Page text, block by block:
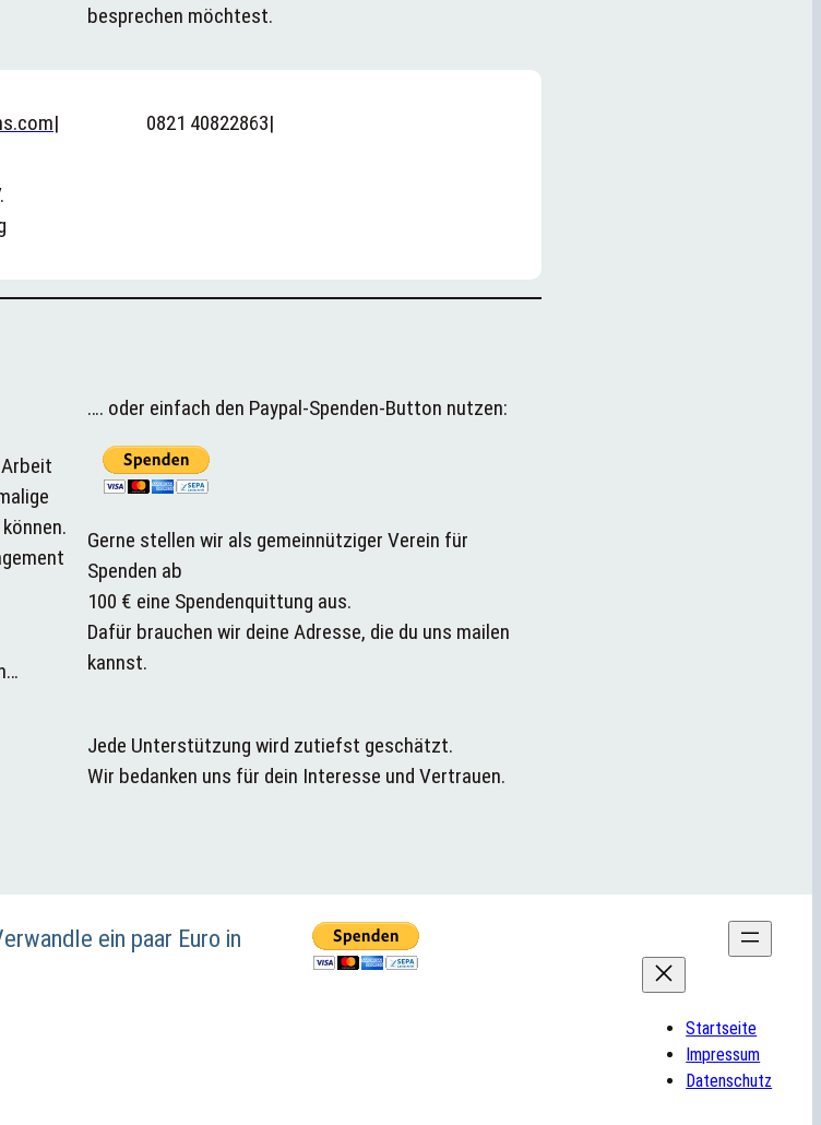
besprechen möchtest.
| 0821 40822863|
…. oder einfach den Paypal-Spenden-Button nutzen:
Gerne stellen wir als gemeinnütziger Verein für
Spenden ab
100 € eine Spendenquittung aus.
Dafür brauchen wir deine Adresse, die du uns mailen
kannst.
Jede Unterstützung wird zutiefst geschätzt.
Wir bedanken uns für dein Interesse und Vertrauen.
ein paar Euro in
Startseite
Impressum
Datenschutz